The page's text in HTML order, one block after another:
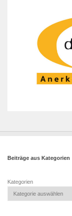
Beiträge aus Kategorien
Kategorien